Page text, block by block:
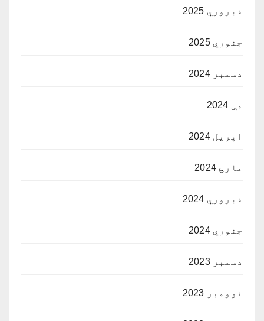
فبروري 2025
جنوري 2025
دسمبر 2024
مې 2024
اپریل 2024
مارچ 2024
فبروري 2024
جنوري 2024
دسمبر 2023
نوومبر 2023